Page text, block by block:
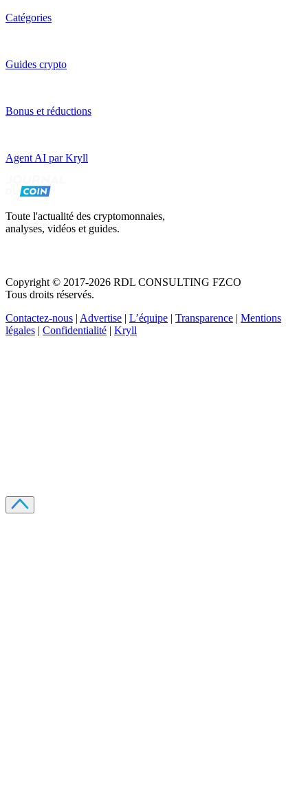
Catégories
Guides crypto
Bonus et réductions
Agent AI par Kryll
Toute l'actualité des cryptomonnaies,
analyses, vidéos et guides.
Copyright © 2017-2026 RDL CONSULTING FZCO
Tous droits réservés.
Contactez-nous | Advertise | L’équipe | Transparence | Mentions
légales | Confidentialité | Kryll